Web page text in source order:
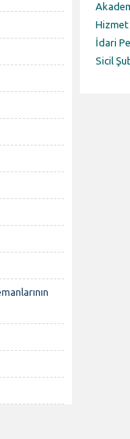
Hizmet
İdari
Sicil